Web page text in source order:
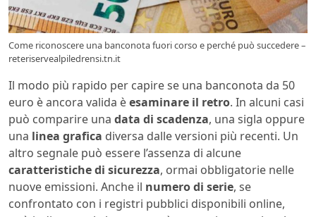
Come riconoscere una banconota fuori corso e perché può succedere –
reteriservealpiledrensi.tn.it
Il modo più rapido per capire se una banconota da 50
euro è ancora valida èesaminare il retro. In alcuni casi
può comparire una data di scadenza, una sigla oppure
una linea grafica diversa dalle versioni più recenti. Un
altro segnale può essere l’assenza di alcune
caratteristiche di sicurezza, ormai obbligatorie nelle
nuove emissioni. Anche il numero di serie, se
confrontato con i registri pubblici disponibili online,